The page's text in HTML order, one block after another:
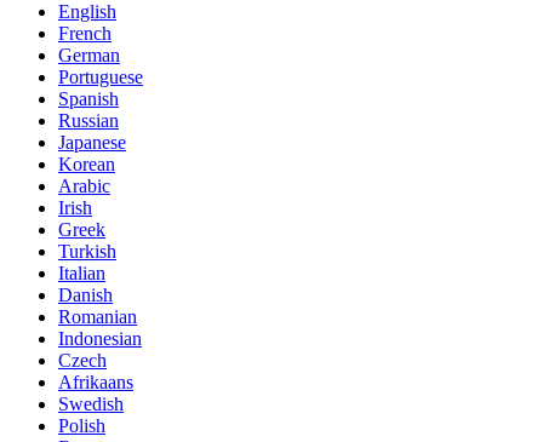
English
French
German
Portuguese
Spanish
Russian
Japanese
Korean
Arabic
Irish
Greek
Turkish
Italian
Danish
Romanian
Indonesian
Czech
Afrikaans
Swedish
Polish